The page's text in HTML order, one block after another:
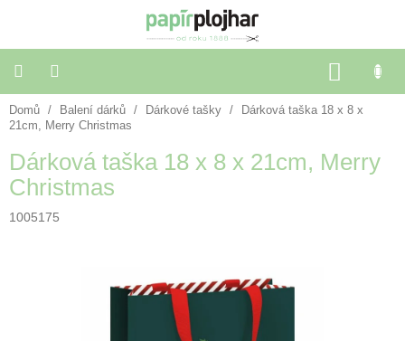
KOŠÍK
Balení
dárků
Dekorace
a
doplňky
Domů / Balení dárků / Dárkové tašky /
Dárková taška 18 x 8 x
21cm, Merry Christmas
Dárková taška 18 x 8 x 21cm, Merry
Christmas
1005175